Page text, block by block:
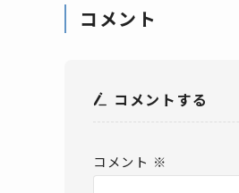
コメント
コメントする
コメント ※